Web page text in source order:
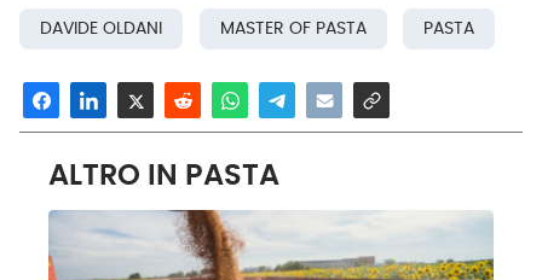
DAVIDE OLDANI MASTER OF PASTA PASTA
ALTRO IN PASTA